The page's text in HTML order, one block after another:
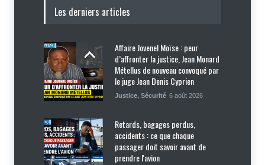
Les derniers articles
Affaire Jovenel Moïse : peur
d’affronter la justice, Jean Monard
Métellus de nouveau convoqué par
le juge Jean Denis Cyprien
Justice, Sécurité 6 août 2026
Retards, bagages perdus,
accidents : ce que chaque
passager doit savoir avant de
prendre l'avion